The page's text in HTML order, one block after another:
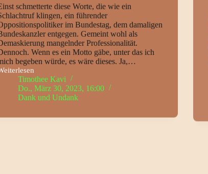
schmetterte diese Worte, die wie ein
klingen, ein führender
im Bundestag, dem damaligen
entgegen. Gemeint wohl als
mangelnder Professionalität.
Wenn es ein Motto gäbe, unter das ich
begeben würde, es wäre dieses. Ja,…
DilettantiTimothee Kavi
Do., März 30, 2023, 16:00
Dank und Undank